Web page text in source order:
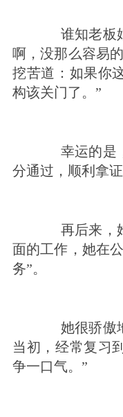
谁知老板娘
啊，没那么容易
挖苦道：如果你
构该关门了。”
幸运的是，
分通过，顺利拿证
再后来，她
面的工作，她在
务”。
她很骄傲地
当初，经常复习
争一口气。”